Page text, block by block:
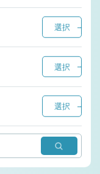
選択
選択
選択